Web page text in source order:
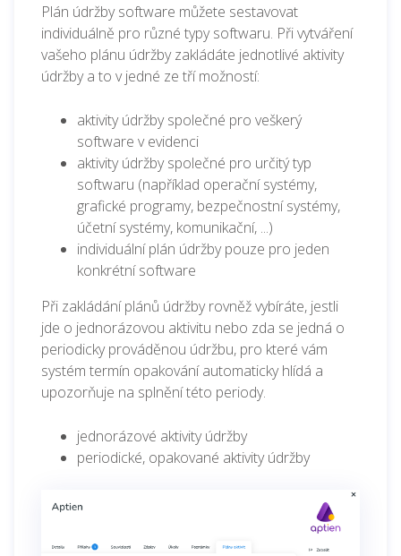
Plán údržby software můžete sestavovat
individuálně pro různé typy softwaru. Při vytváření
vašeho plánu údržby zakládáte jednotlivé aktivity
údržby a to v jedné ze tří možností:
aktivity údržby společné pro veškerý
software v evidenci
aktivity údržby společné pro určitý typ
softwaru (například operační systémy,
grafické programy, bezpečnostní systémy,
účetní systémy, komunikační, ...)
individuální plán údržby pouze pro jeden
konkrétní software
Při zakládání plánů údržby rovněž vybíráte, jestli
jde o jednorázovou aktivitu nebo zda se jedná o
periodicky prováděnou údržbu, pro které vám
systém termín opakování automaticky hlídá a
upozorňuje na splnění této periody.
jednorázové aktivity údržby
periodické, opakované aktivity údržby